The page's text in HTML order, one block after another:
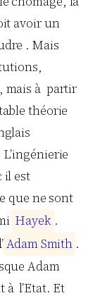
avoir un
. Mais
mais à partir
théorie
il est
que ne sont
Hayek .
AdamSmith .
Adam
l’Etat. Et